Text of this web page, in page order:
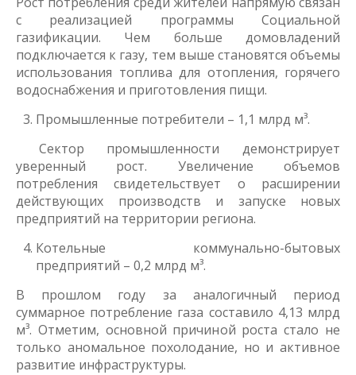
с реализацией программы Социальной
газификации. Чем больше домовладений
подключается к газу, тем выше становятся объемы
использования топлива для отопления, горячего
водоснабжения и приготовления пищи.
Промышленные потребители – 1,1 млрд м³.
Сектор промышленности демонстрирует
уверенный рост. Увеличение объемов
потребления свидетельствует о расширении
действующих производств и запуске новых
предприятий на территории региона.
Котельные коммунально-бытовых
предприятий – 0,2 млрд м³.
В прошлом году за аналогичный период
суммарное потребление газа составило 4,13 млрд
м³. Отметим, основной причиной роста стало не
только аномальное похолодание, но и активное
развитие инфраструктуры.